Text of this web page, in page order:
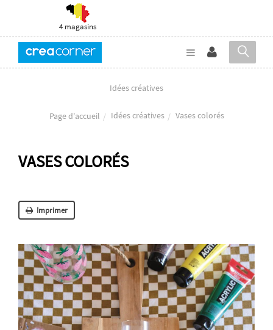
4 magasins
Idées créatives
Page d'accueil Idées créatives Vases colorés
VASES COLORÉS
Imprimer